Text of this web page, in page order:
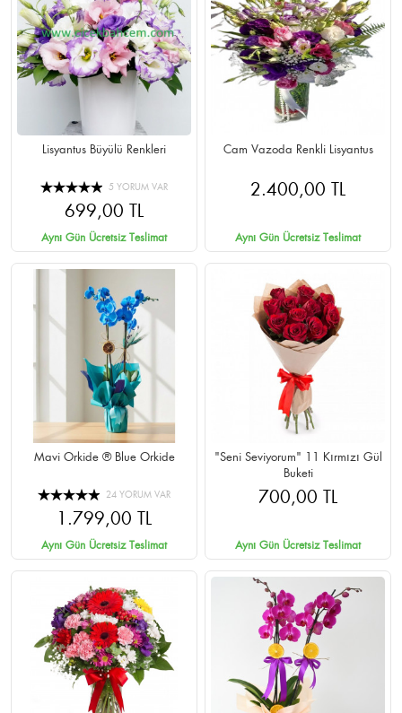
Lisyantus Büyülü Renkleri
5 YORUM VAR
699,00 TL
Aynı Gün Ücretsiz Teslimat
Cam Vazoda Renkli Lisyantus
2.400,00 TL
Aynı Gün Ücretsiz Teslimat
Mavi Orkide ® Blue Orkide
24 YORUM VAR
1.799,00 TL
Aynı Gün Ücretsiz Teslimat
"Seni Seviyorum" 11 Kırmızı Gül
Buketi
700,00 TL
Aynı Gün Ücretsiz Teslimat